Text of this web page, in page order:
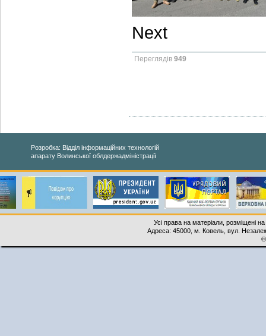
Next
Переглядів 949
Розробка: Відділ інформаційних технологій
апарату Волинської облдержадміністрації
Усі права на матеріали, розміщені
Адреса: 45000, м. Ковель, вул.